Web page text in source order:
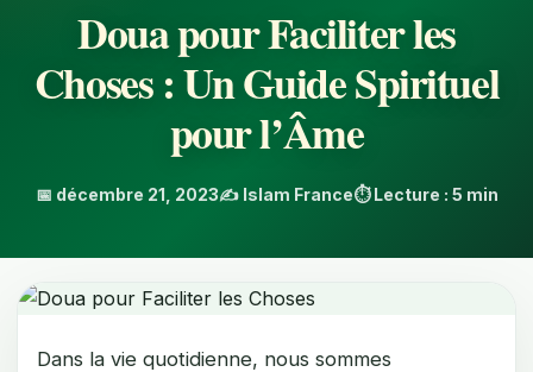
Doua pour Faciliter les
Choses : Un Guide Spirituel
pour l’Âme
📅 décembre 21, 2023✍️ Islam France⏱️ Lecture : 5 min
Dans la vie quotidienne, nous sommes